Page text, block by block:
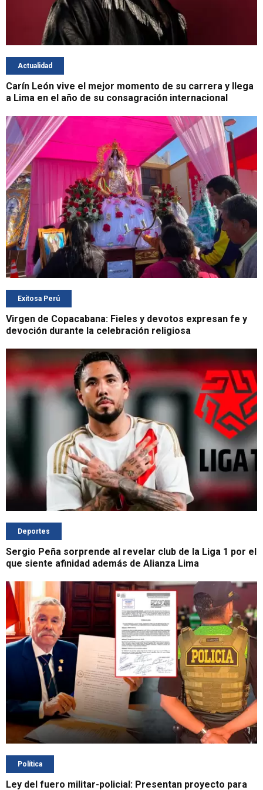
Actualidad
Carín León vive el mejor momento de su carrera y llega
a Lima en el año de su consagración internacional
Exitosa Perú
Virgen de Copacabana: Fieles y devotos expresan fe y
devoción durante la celebración religiosa
Deportes
Sergio Peña sorprende al revelar club de la Liga 1 por el
que siente afinidad además de Alianza Lima
Política
Ley del fuero militar-policial: Presentan proyecto para